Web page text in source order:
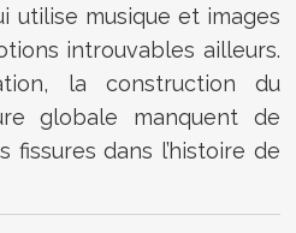
utilise musique et images
introuvables ailleurs.
la construction du
globale manquent de
fissures dans l’histoire de